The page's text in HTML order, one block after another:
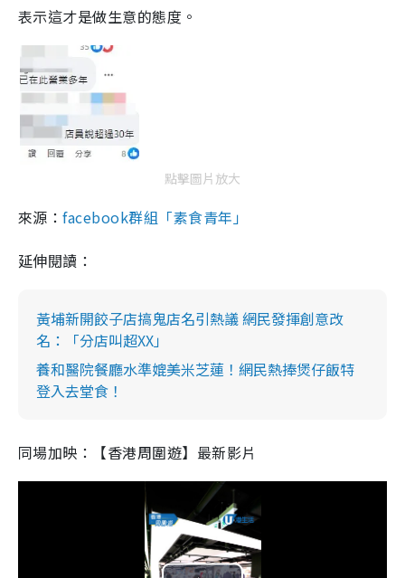
表示這才是做生意的態度。
點擊圖片放大
來源：facebook群組「素食青年」
延伸閱讀：
黃埔新開餃子店搞鬼店名引熱議 網民發揮創意改
名：「分店叫超XX」
養和醫院餐廳水準媲美米芝蓮！網民熱捧煲仔飯特
登入去堂食！
同場加映：【香港周圍遊】最新影片